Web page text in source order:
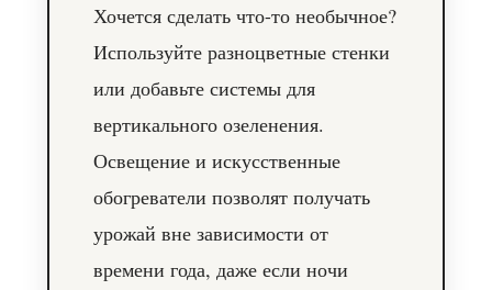
Хочется сделать что-то необычное?
Используйте разноцветные стенки
или добавьте системы для
вертикального озеленения.
Освещение и искусственные
обогреватели позволят получать
урожай вне зависимости от
времени года, даже если ночи